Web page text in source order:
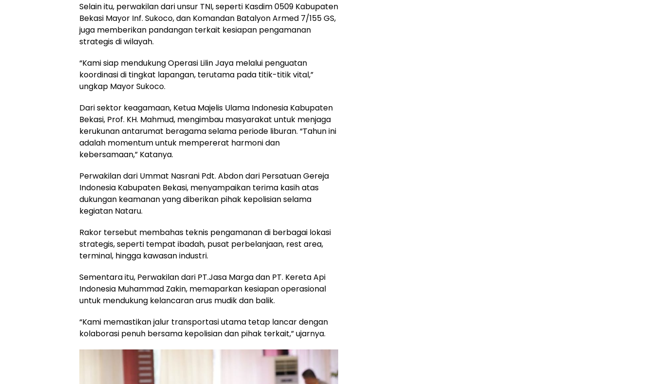
Selain itu, perwakilan dari unsur TNI, seperti Kasdim 0509 Kabupaten
Bekasi Mayor Inf. Sukoco, dan Komandan Batalyon Armed 7/155 GS,
juga memberikan pandangan terkait kesiapan pengamanan
strategis di wilayah.
“Kami siap mendukung Operasi Lilin Jaya melalui penguatan
koordinasi di tingkat lapangan, terutama pada titik-titik vital,”
ungkap Mayor Sukoco.
Dari sektor keagamaan, Ketua Majelis Ulama Indonesia Kabupaten
Bekasi, Prof. KH. Mahmud, mengimbau masyarakat untuk menjaga
kerukunan antarumat beragama selama periode liburan. “Tahun ini
adalah momentum untuk mempererat harmoni dan
kebersamaan,” Katanya.
Perwakilan dari Ummat Nasrani Pdt. Abdon dari Persatuan Gereja
Indonesia Kabupaten Bekasi, menyampaikan terima kasih atas
dukungan keamanan yang diberikan pihak kepolisian selama
kegiatan Nataru.
Rakor tersebut membahas teknis pengamanan di berbagai lokasi
strategis, seperti tempat ibadah, pusat perbelanjaan, rest area,
terminal, hingga kawasan industri.
Sementara itu, Perwakilan dari PT.Jasa Marga dan PT. Kereta Api
Indonesia Muhammad Zakin, memaparkan kesiapan operasional
untuk mendukung kelancaran arus mudik dan balik.
“Kami memastikan jalur transportasi utama tetap lancar dengan
kolaborasi penuh bersama kepolisian dan pihak terkait,” ujarnya.